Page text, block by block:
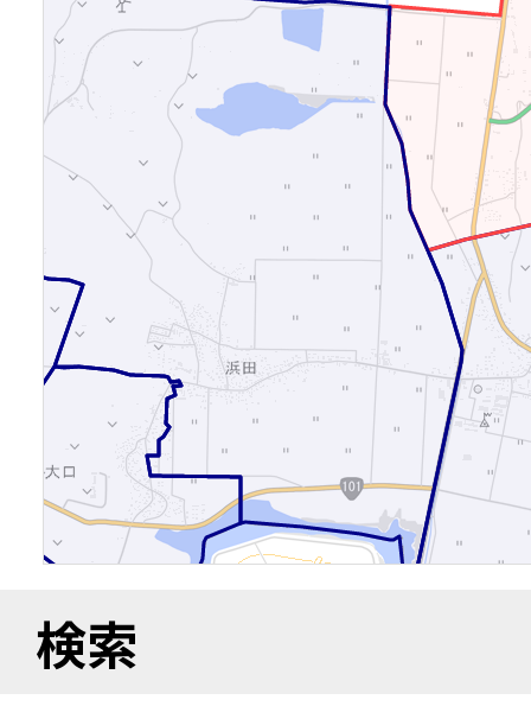
検索